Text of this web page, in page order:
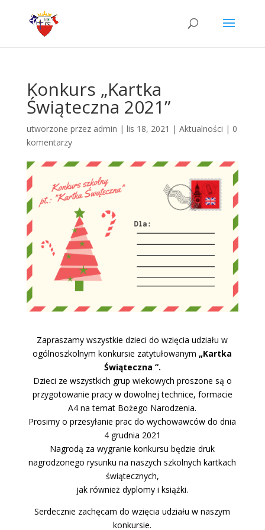
Konkurs „Kartka
Świąteczna 2021”
utworzone przez admin | lis 18, 2021 | Aktualności | 0
komentarzy
Zapraszamy wszystkie dzieci do wzięcia udziału w
ogólnoszkolnym konkursie zatytułowanym„Kartka
Świąteczna ”.
Dzieci ze wszystkich grup wiekowych proszone są o
przygotowanie pracy w dowolnej technice, formacie
A4 na temat Bożego Narodzenia.
Prosimy o przesyłanie prac do wychowawców do dnia
4 grudnia 2021
Nagrodą za wygranie konkursu będzie druk
nagrodzonego rysunku na naszych szkolnych kartkach
świątecznych,
jak również dyplomy i książki.
Serdecznie zachęcam do wzięcia udziału w naszym
konkursie.